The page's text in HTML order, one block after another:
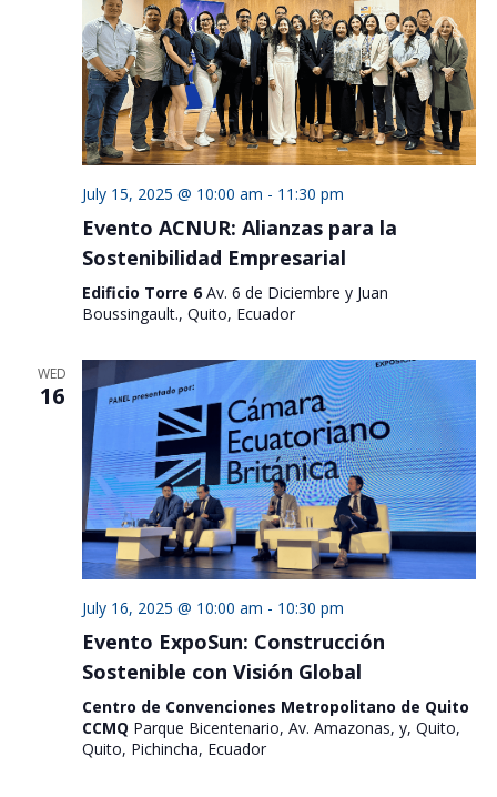
July 15, 2025 @ 10:00 am - 11:30 pm
Evento ACNUR: Alianzas para la
Sostenibilidad Empresarial
Edificio Torre 6 Av. 6 de Diciembre y Juan
Boussingault., Quito, Ecuador
WED
16
July 16, 2025 @ 10:00 am - 10:30 pm
Evento ExpoSun: Construcción
Sostenible con Visión Global
Centro de Convenciones Metropolitano de Quito
CCMQ Parque Bicentenario, Av. Amazonas, y, Quito,
Quito, Pichincha, Ecuador